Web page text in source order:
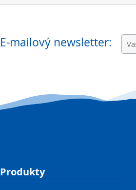
E-mailový newsletter:
Produkty